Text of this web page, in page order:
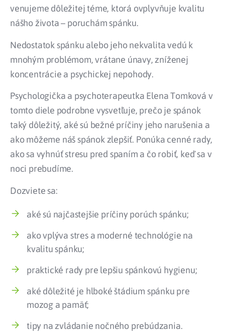
venujeme dôležitej téme, ktorá ovplyvňuje kvalitu
nášho života – poruchám spánku.
Nedostatok spánku alebo jeho nekvalita vedú k
mnohým problémom, vrátane únavy, zníženej
koncentrácie a psychickej nepohody.
Psychologička a psychoterapeutka Elena Tomková v
tomto diele podrobne vysvetľuje, prečo je spánok
taký dôležitý, aké sú bežné príčiny jeho narušenia a
ako môžeme náš spánok zlepšiť. Ponúka cenné rady,
ako sa vyhnúť stresu pred spaním a čo robiť, keď sa v
noci prebudíme.
Dozviete sa:
aké sú najčastejšie príčiny porúch spánku;
ako vplýva stres a moderné technológie na
kvalitu spánku;
praktické rady pre lepšiu spánkovú hygienu;
aké dôležité je hlboké štádium spánku pre
mozog a pamäť;
tipy na zvládanie nočného prebúdzania.